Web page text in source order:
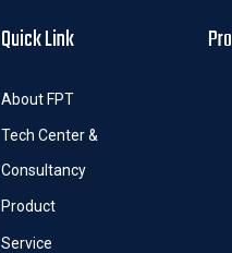
Quick Link
About FPT
Tech Center &
Consultancy
Product
Service